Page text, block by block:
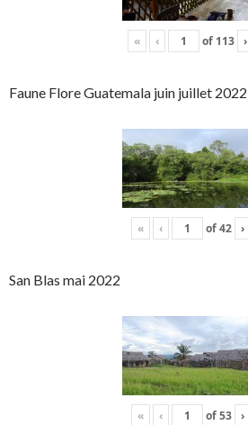
« ‹ of 113 ›
Faune Flore Guatemala juin juillet 2022
« ‹ of42 ›
San Blas mai 2022
« ‹ of53 ›